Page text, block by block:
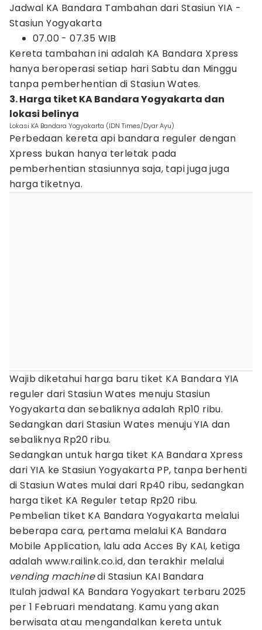
Jadwal KA Bandara Tambahan dari Stasiun YIA -
Stasiun Yogyakarta
07.00 - 07.35 WIB
Kereta tambahan ini adalah KA Bandara Xpress
hanya beroperasi setiap hari Sabtu dan Minggu
tanpa pemberhentian di Stasiun Wates.
3. Harga tiket KA Bandara Yogyakarta dan
lokasi belinya
Lokasi KA Bandara Yogyakarta (IDN Times/Dyar Ayu)
Perbedaan kereta api bandara reguler dengan
Xpress bukan hanya terletak pada
pemberhentian stasiunnya saja, tapi juga juga
harga tiketnya.
Wajib diketahui harga baru tiket KA Bandara YIA
reguler dari Stasiun Wates menuju Stasiun
Yogyakarta dan sebaliknya adalah Rp10 ribu.
Sedangkan dari Stasiun Wates menuju YIA dan
sebaliknya Rp20 ribu.
Sedangkan untuk harga tiket KA Bandara Xpress
dari YIA ke Stasiun Yogyakarta PP, tanpa berhenti
di Stasiun Wates mulai dari Rp40 ribu, sedangkan
harga tiket KA Reguler tetap Rp20 ribu.
Pembelian tiket KA Bandara Yogyakarta melalui
beberapa cara, pertama melalui KA Bandara
Mobile Application, lalu ada Acces By KAI, ketiga
adalah www.railink.co.id, dan terakhir melalui
vending machinedi Stasiun KAI Bandara
Itulah jadwal KA Bandara Yogyakart terbaru 2025
per 1 Februari mendatang. Kamu yang akan
berwisata atau mengandalkan kereta untuk